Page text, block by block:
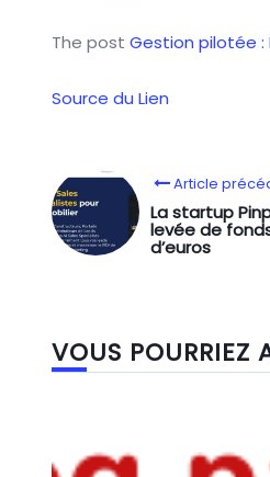
The post Gestion pilotée :
Source du Lien
Article
La startup
levée de
d’euros
VOUS POURRIEZ